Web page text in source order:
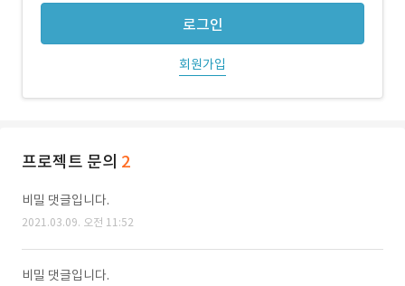
로그인
회원가입
프로젝트 문의 2
비밀 댓글입니다.
2021.03.09. 오전 11:52
비밀 댓글입니다.